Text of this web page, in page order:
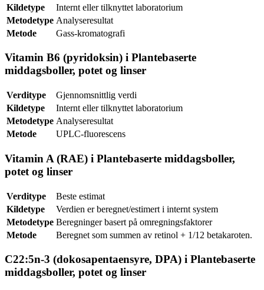
Kildetype
Internt eller tilknyttet laboratorium
Metodetype Analyseresultat
Metode
Gass-kromatografi
Vitamin B6 (pyridoksin) i Plantebaserte
middagsboller, potet og linser
Verditype
Gjennomsnittlig verdi
Kildetype
Internt eller tilknyttet laboratorium
Metodetype Analyseresultat
Metode
UPLC-fluorescens
Vitamin A (RAE) i Plantebaserte middagsboller,
potet og linser
Verditype
Beste estimat
Kildetype
Verdien er beregnet/estimert i internt system
Metodetype Beregninger basert på omregningsfaktorer
Metode
Beregnet som summen av retinol + 1/12 betakaroten.
C22:5n-3 (dokosapentaensyre, DPA) i Plantebaserte
middagsboller, potet og linser